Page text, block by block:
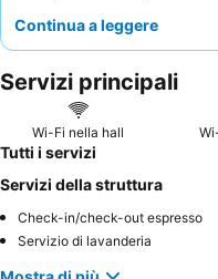
comodità di preparare i
sempre pronto ad
consiglia di richiedere una
Continua a leggere
Servizi principali
Wi-Fi nella hall
Tutti i servizi
Servizi della struttura
Check-in/check-out espresso
Servizio di lavanderia